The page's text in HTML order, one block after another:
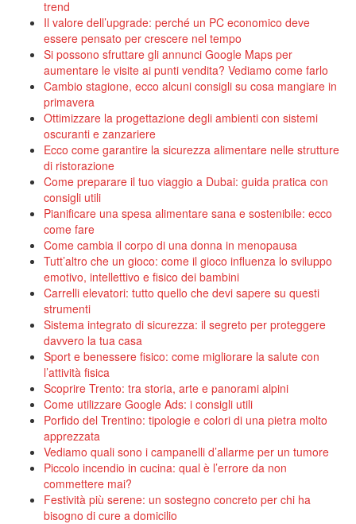
trend
Il valore dell’upgrade: perché un PC economico deve
essere pensato per crescere nel tempo
Si possono sfruttare gli annunci Google Maps per
aumentare le visite ai punti vendita? Vediamo come farlo
Cambio stagione, ecco alcuni consigli su cosa mangiare in
primavera
Ottimizzare la progettazione degli ambienti con sistemi
oscuranti e zanzariere
Ecco come garantire la sicurezza alimentare nelle strutture
di ristorazione
Come preparare il tuo viaggio a Dubai: guida pratica con
consigli utili
Pianificare una spesa alimentare sana e sostenibile: ecco
come fare
Come cambia il corpo di una donna in menopausa
Tutt’altro che un gioco: come il gioco influenza lo sviluppo
emotivo, intellettivo e fisico dei bambini
Carrelli elevatori: tutto quello che devi sapere su questi
strumenti
Sistema integrato di sicurezza: il segreto per proteggere
davvero la tua casa
Sport e benessere fisico: come migliorare la salute con
l’attività fisica
Scoprire Trento: tra storia, arte e panorami alpini
Come utilizzare Google Ads: i consigli utili
Porfido del Trentino: tipologie e colori di una pietra molto
apprezzata
Vediamo quali sono i campanelli d’allarme per un tumore
Piccolo incendio in cucina: qual è l’errore da non
commettere mai?
Festività più serene: un sostegno concreto per chi ha
bisogno di cure a domicilio